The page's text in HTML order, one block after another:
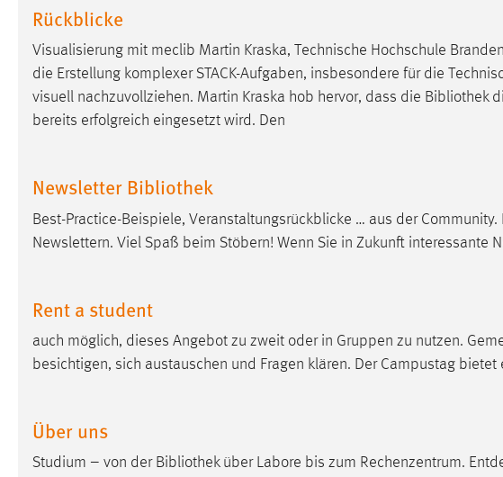
Rückblicke
Visualisierung mit meclib Martin Kraska, Technische Hochschule
die Erstellung komplexer STACK-Aufgaben, insbesondere für die
visuell nachzuvollziehen. Martin Kraska hob hervor, dass die Bibliothek
bereits erfolgreich eingesetzt wird. Den
Newsletter Bibliothek
Best-Practice-Beispiele, Veranstaltungsrückblicke … aus der Community.
Newslettern. Viel Spaß beim Stöbern! Wenn Sie in Zukunft interessante
Rent a student
auch möglich, dieses Angebot zu zweit oder in Gruppen zu nutzen.
besichtigen, sich austauschen und Fragen klären. Der Campustag bietet
Über uns
Studium – von der Bibliotheküber Labore bis zum Rechenzentrum.
Statistik Cookies erfassen Informationen anonym.
Diese Informationen helfen uns zu verstehen, wie
unsere Besucher unsere Website nutzen.
Matomo
Zweck: Zugriffsstatistik
Cookie Laufzeit: Max. 13 Monate
Marketing Cookies werden von Drittanbietern
verwendet, um personalisierte Werbung anzuzeigen.
Sie tun dies, indem sie Besucher über Websites
Google Ads
Name: _gcl_au